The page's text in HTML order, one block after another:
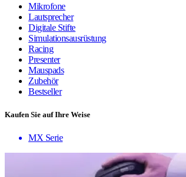
Mikrofone
Lautsprecher
Digitale Stifte
Simulationsausrüstung
Racing
Presenter
Mauspads
Zubehör
Bestseller
Kaufen Sie auf Ihre Weise
MX Serie